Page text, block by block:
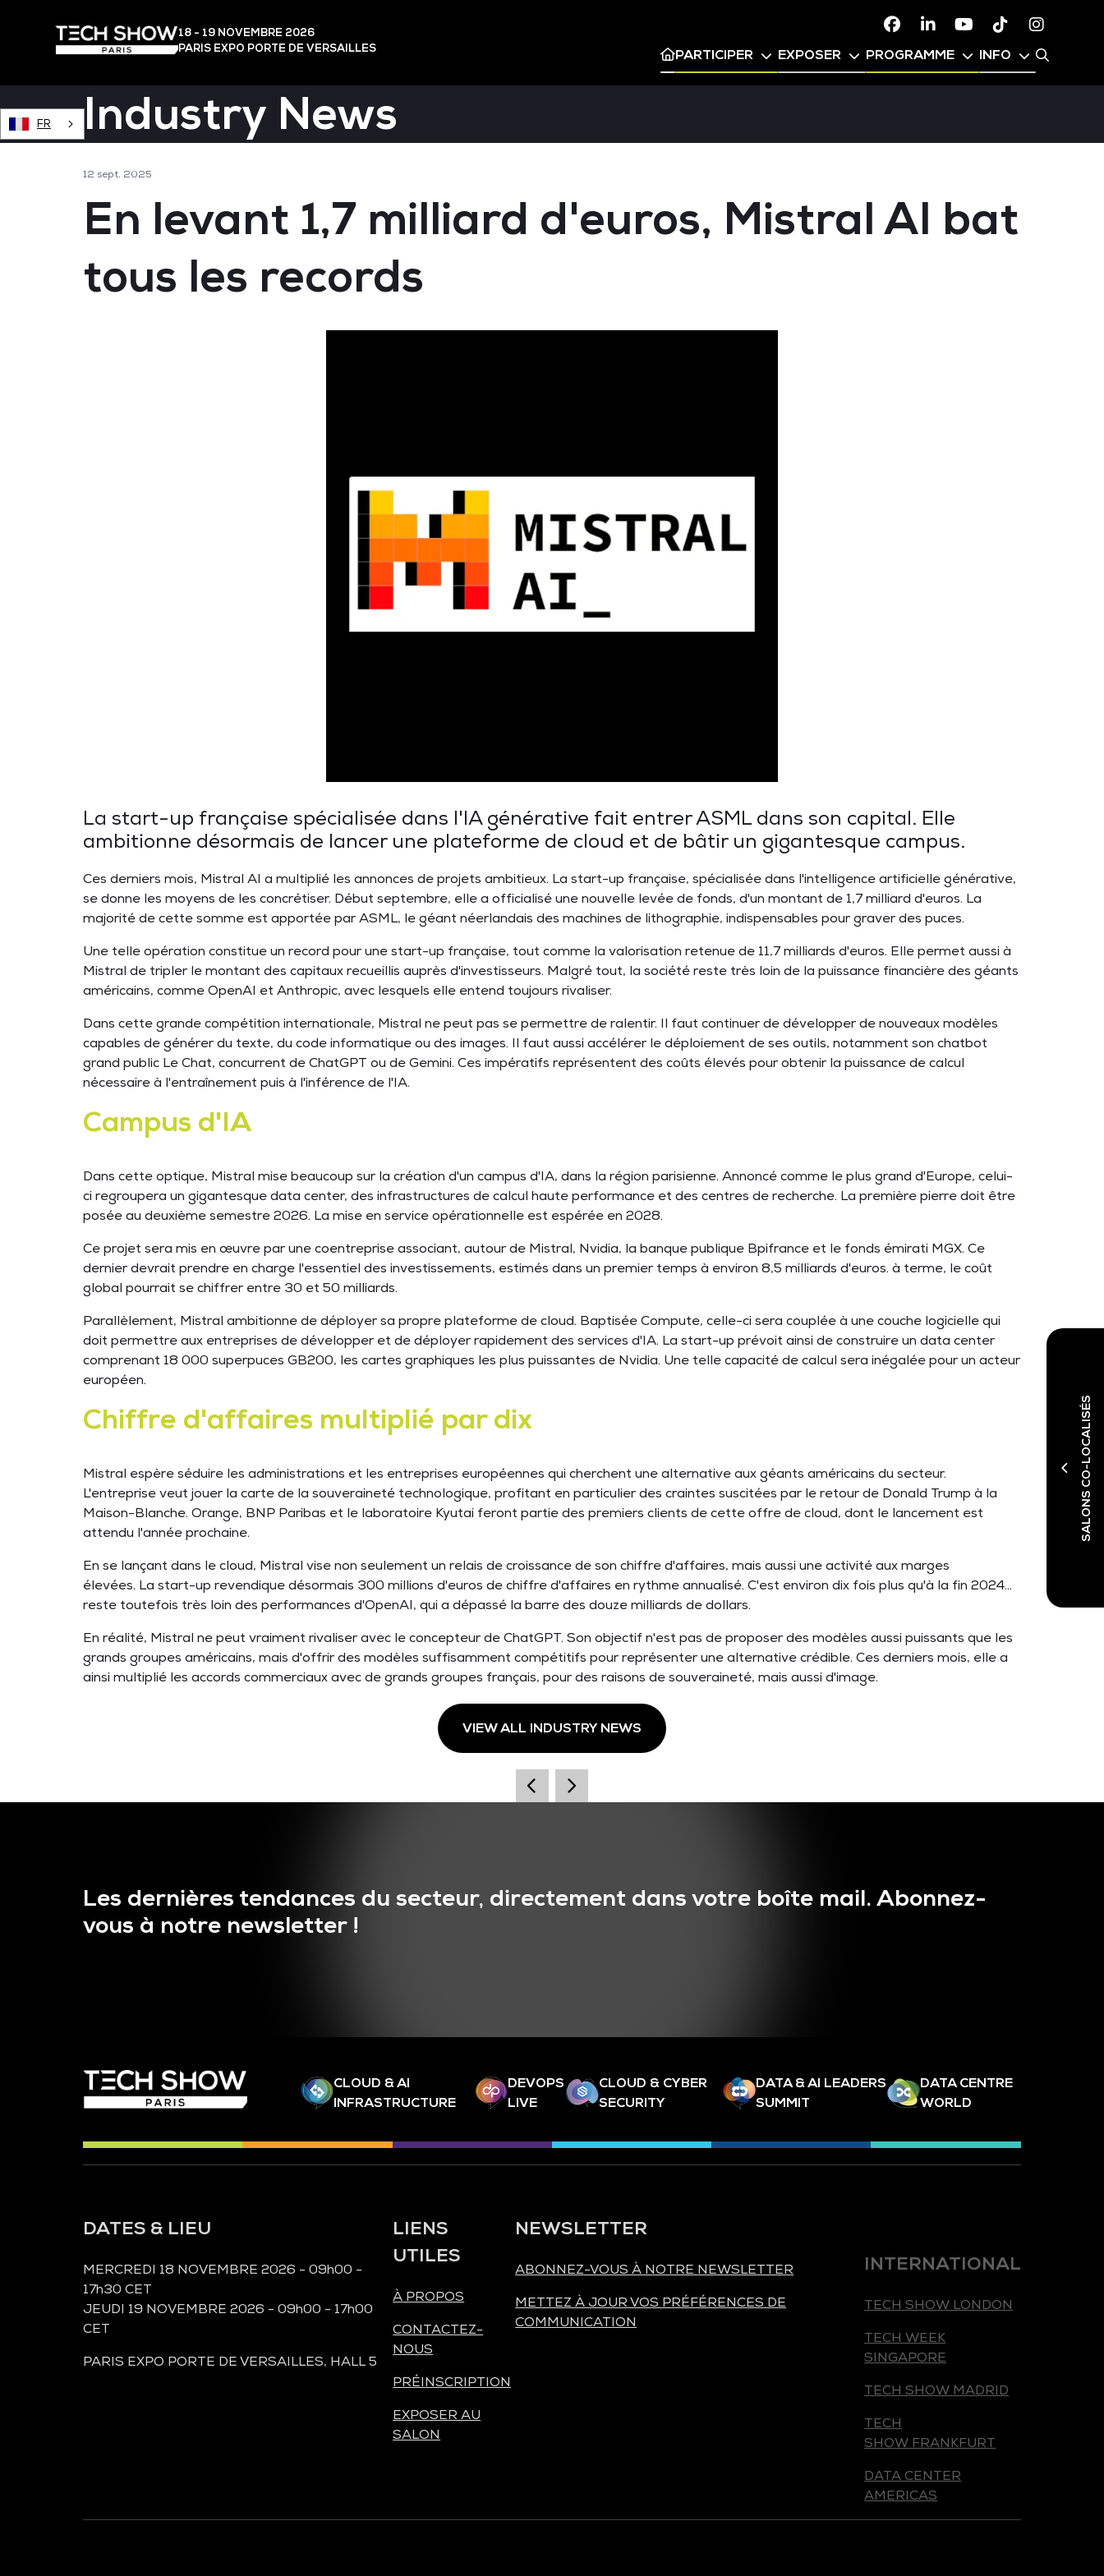
18 - 19 NOVEMBRE 2026
PARIS EXPO PORTE DE VERSAILLES
FacebookLinkedinYoutubeTikTok
PARTICIPER EXPOSER PROGRAMME INFO
FR
SALONS CO-LOCALISÉS
Industry News
12 sept. 2025
En levant 1,7 milliard d'euros, Mistral AI bat
tous les records
La start-up française spécialisée dans l'IA générative fait entrer ASML dans son capital. Elle
ambitionne désormais de lancer une plateforme de cloud et de bâtir un gigantesque campus.
Ces derniers mois, Mistral AI a multiplié les annonces de projets ambitieux. La start-up française, spécialisée dans l'intelligence artificielle générative,
se donne les moyens de les concrétiser. Début septembre, elle a officialisé une nouvelle levée de fonds, d'un montant de 1,7 milliard d'euros. La
majorité de cette somme est apportée par ASML, le géant néerlandais des machines de lithographie, indispensables pour graver des puces.
Une telle opération constitue un record pour une start-up française, tout comme la valorisation retenue de 11,7 milliards d'euros. Elle permet aussi à
Mistral de tripler le montant des capitaux recueillis auprès d'investisseurs. Malgré tout, la société reste très loin de la puissance financière des géants
américains, comme OpenAI et Anthropic, avec lesquels elle entend toujours rivaliser.
Dans cette grande compétition internationale, Mistral ne peut pas se permettre de ralentir. Il faut continuer de développer de nouveaux modèles
capables de générer du texte, du code informatique ou des images. Il faut aussi accélérer le déploiement de ses outils, notamment son chatbot
grand public Le Chat, concurrent de ChatGPT ou de Gemini. Ces impératifs représentent des coûts élevés pour obtenir la puissance de calcul
nécessaire à l'entraînement puis à l'inférence de l'IA.
Campus d'IA
Dans cette optique, Mistral mise beaucoup sur la création d'un campus d'IA, dans la région parisienne. Annoncé comme le plus grand d'Europe, celui-
ci regroupera un gigantesque data center, des infrastructures de calcul haute performance et des centres de recherche. La première pierre doit être
posée au deuxième semestre 2026. La mise en service opérationnelle est espérée en 2028.
Ce projet sera mis en œuvre par une coentreprise associant, autour de Mistral, Nvidia, la banque publique Bpifrance et le fonds émirati MGX. Ce
dernier devrait prendre en charge l'essentiel des investissements, estimés dans un premier temps à environ 8,5 milliards d'euros. à terme, le coût
global pourrait se chiffrer entre 30 et 50 milliards.
Parallèlement, Mistral ambitionne de déployer sa propre plateforme de cloud. Baptisée Compute, celle-ci sera couplée à une couche logicielle qui
doit permettre aux entreprises de développer et de déployer rapidement des services d'IA. La start-up prévoit ainsi de construire un data center
comprenant 18 000 superpuces GB200, les cartes graphiques les plus puissantes de Nvidia. Une telle capacité de calcul sera inégalée pour un acteur
européen.
Chiffre d'affaires multiplié par dix
Mistral espère séduire les administrations et les entreprises européennes qui cherchent une alternative aux géants américains du secteur.
L'entreprise veut jouer la carte de la souveraineté technologique, profitant en particulier des craintes suscitées par le retour de Donald Trump à la
Maison-Blanche. Orange, BNP Paribas et le laboratoire Kyutai feront partie des premiers clients de cette offre de cloud, dont le lancement est
attendu l'année prochaine.
En se lançant dans le cloud, Mistral vise non seulement un relais de croissance de son chiffre d'affaires, mais aussi une activité aux marges
élevées. La start-up revendique désormais 300 millions d'euros de chiffre d'affaires en rythme annualisé. C'est environ dix fois plus qu'à la fin 2024…
reste toutefois très loin des performances d'OpenAI, qui a dépassé la barre des douze milliards de dollars.
En réalité, Mistral ne peut vraiment rivaliser avec le concepteur de ChatGPT. Son objectif n'est pas de proposer des modèles aussi puissants que les
grands groupes américains, mais d'offrir des modèles suffisamment compétitifs pour représenter une alternative crédible. Ces derniers mois, elle a
ainsi multiplié les accords commerciaux avec de grands groupes français, pour des raisons de souveraineté, mais aussi d'image.
VIEW ALL INDUSTRY NEWS
Les dernières tendances du secteur, directement dans votre boîte mail. Abonnez-
vous à notre newsletter !
CLOUD & AI
INFRASTRUCTURE
DEVOPS
LIVE
CLOUD & CYBER
SECURITY
DATA & AI LEADERS
SUMMIT
DATA CENTRE
WORLD
DATES & LIEU
MERCREDI 18 NOVEMBRE 2026 - 09h00 -
17h30 CET
JEUDI 19 NOVEMBRE 2026 - 09h00 - 17h00
CET
PARIS EXPO PORTE DE VERSAILLES, HALL 5
LIENS
UTILES
À PROPOS
CONTACTEZ-
NOUS
PRÉINSCRIPTION
EXPOSER AU
SALON
NEWSLETTER
ABONNEZ-VOUS À NOTRE NEWSLETTER
METTEZ À JOUR VOS PRÉFÉRENCES DE
COMMUNICATION
TECH SHOW LONDON
TECH WEEK
TECH SHOW MADRID
TECH
DATA CENTER